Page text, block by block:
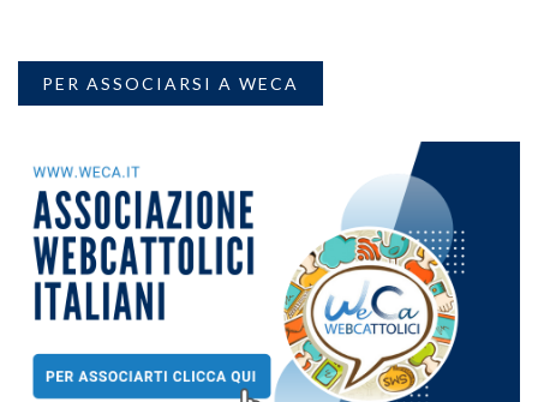
PER ASSOCIARSI A WECA